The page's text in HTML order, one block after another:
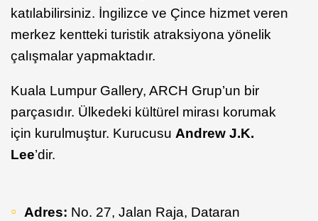
katılabilirsiniz. İngilizce ve Çince hizmet veren
merkez kentteki turistik atraksiyona yönelik
çalışmalar yapmaktadır.
Kuala Lumpur Gallery, ARCH Grup’un bir
parçasıdır. Ülkedeki kültürel mirası korumak
için kurulmuştur. Kurucusu Andrew J.K.
Lee’dir.
Adres: No. 27, Jalan Raja, Dataran